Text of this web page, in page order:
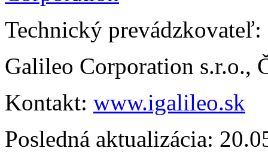
Technický prevádzkovateľ:
Galileo Corporation s.r.o.,
Kontakt: www.igalileo.sk
Posledná aktualizácia: